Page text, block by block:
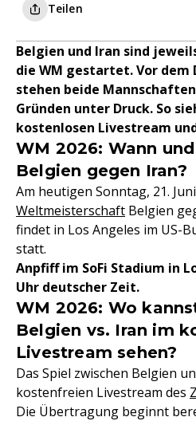
Teilen
Belgien und Iran sind
die WM gestartet. Vor dem
stehen beide
Gründen unter Druck. So
kostenlosen Livestream
WM 2026: Wann
Belgien gegen Iran?
Am heutigen Sonntag, 21.
Weltmeisterschaft Belgien
findet in Los Angeles im US-
statt.
Anpfiff im SoFi Stadium in
Uhr deutscher Zeit.
WM 2026: Wo
Belgien vs. Iran im
Livestream sehen?
Das Spiel zwischen Belgien
kostenfreien Livestream des
Die Übertragung beginnt